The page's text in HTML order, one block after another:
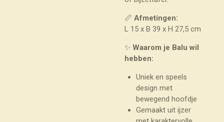
📏 Afmetingen:
L 15 x B 39 x H 27,5 cm
✨ Waarom je Balu wil
hebben:
Uniek en speels
design met
bewegend hoofdje
Gemaakt uit ijzer